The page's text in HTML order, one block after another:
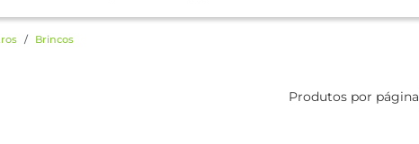
Brincos
Produtos por página